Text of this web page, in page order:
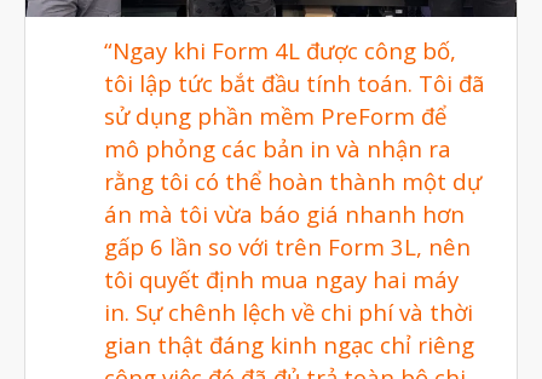
Máy in 3D EOS
Máy in 3D nhựa PEEK EXT 220
MED | 3D SYSTEM
Máy In 3D FDM Để Bàn & Công
Nghiệp
Bio Printer – In 3D Sinh Học Ứng
Dụng Lâm Sàng
Máy Quét 3D
Máy In 3D Kim Loại
Phân Tích Lực & Mô Phỏng
3D_Altair
Phần Mềm Geomagic: Phân Tích
Khuyết Tật RE & QC
“Ngay khi Form 4L được công bố,
tôi lập tức bắt đầu tính toán. Tôi đã
sử dụng phần mềm PreForm để
mô phỏng các bản in và nhận ra
rằng tôi có thể hoàn thành một dự
án mà tôi vừa báo giá nhanh hơn
gấp 6 lần so với trên Form 3L, nên
tôi quyết định mua ngay hai máy
in. Sự chênh lệch về chi phí và thời
gian thật đáng kinh ngạc chỉ riêng